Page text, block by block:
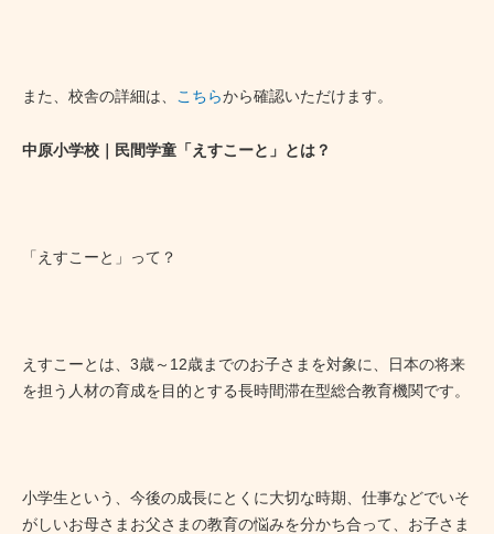
また、校舎の詳細は、 こちらから確認いただけます。
中原小学校｜民間学童「えすこーと」とは？
「えすこーと」って？
えすこーとは、3歳～12歳までのお子さまを対象に、日本の将来
を担う人材の育成を目的とする長時間滞在型総合教育機関です。
小学生という、今後の成長にとくに大切な時期、仕事などでいそ
がしいお母さまお父さまの教育の悩みを分かち合って、お子さま